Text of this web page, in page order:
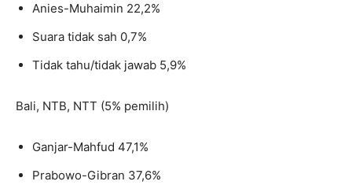
Anies-Muhaimin 22,2%
Suara tidak sah 0,7%
Tidak tahu/tidak jawab 5,9%
Bali, NTB, NTT (5% pemilih)
Ganjar-Mahfud 47,1%
Prabowo-Gibran 37,6%